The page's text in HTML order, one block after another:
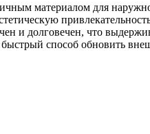
материалом для
и долговечен, что
способ обновить